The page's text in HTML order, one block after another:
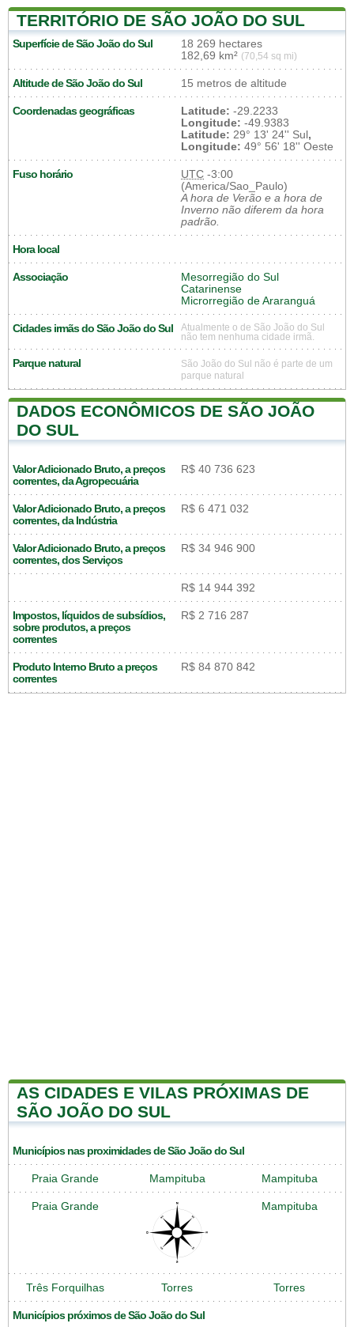
TERRITÓRIO DE SÃO JOÃO DO SUL
Superfície de São João do Sul
18 269 hectares
182,69 km² (70,54 sq mi)
Altitude de São João do Sul 15 metros de altitude
Coordenadas geográficas Latitude: -29.2233
Longitude: -49.9383
Latitude: 29° 13' 24'' Sul,
Longitude: 49° 56' 18'' Oeste
Fuso horário UTC -3:00
(America/Sao_Paulo)
A hora de Verão e a hora de
Inverno não diferem da hora
padrão.
Hora local
Associação
Mesorregião do Sul
Catarinense
Microrregião de Araranguá
Cidades irmãs do São João do Sul
Atualmente o de São João do Sul
não tem nenhuma cidade irmã.
Parque natural
São João do Sul não é parte de um
parque natural
DADOS ECONÔMICOS DE SÃO JOÃO
DO SUL
Valor Adicionado Bruto, a preços
correntes, da Agropecuária
R$ 40 736 623
Valor Adicionado Bruto, a preços
correntes, da Indústria
R$ 6 471 032
Valor Adicionado Bruto, a preços
correntes, dos Serviços
R$ 34 946 900
R$ 14 944 392
Impostos, líquidos de subsídios,
sobre produtos, a preços
correntes
R$ 2 716 287
Produto Interno Bruto a preços
correntes
R$ 84 870 842
AS CIDADES E VILAS PRÓXIMAS DE
SÃO JOÃO DO SUL
Municípios nas proximidades de São João do Sul
Praia Grande Mampituba Mampituba
Praia Grande Mampituba
Três Forquilhas Torres Torres
Municípios próximos de São João do Sul